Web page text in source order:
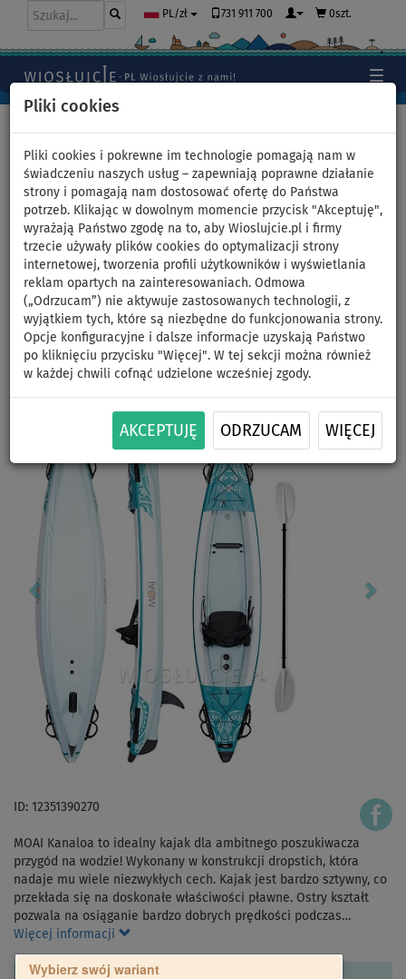
Pliki cookies
Pliki cookies i pokrewne im technologie pomagają nam w
świadczeniu naszych usług – zapewniają poprawne działanie
strony i pomagają nam dostosować ofertę do Państwa
potrzeb. Klikając w dowolnym momencie przycisk "Akceptuję",
wyrażają Państwo zgodę na to, aby Wioslujcie.pl i firmy
trzecie używały plików cookies do optymalizacji strony
internetowej, tworzenia profili użytkowników i wyświetlania
reklam opartych na zainteresowaniach. Odmowa
(„Odrzucam”) nie aktywuje zastosowanych technologii, z
wyjątkiem tych, które są niezbędne do funkcjonowania strony.
Opcje konfiguracyjne i dalsze informacje uzyskają Państwo
po kliknięciu przycisku "Więcej". W tej sekcji można również
w każdej chwili cofnąć udzielone wcześniej zgody.
AKCEPTUJĘ ODRZUCAM WIĘCEJ
PL/zł 731 911 700 0szt.
Pompowany kajak MOAI
Kanaloa K1 jednoosobowy -
wariant: zestaw podstawowy
DO
-23 %
WIOSŁO W
ZESTAWIE
DO
120 kg
DARMOWA
DOSTAWA
ID: 12351390270
MOAI Kanaloa to idealny kajak dla ambitnego poszukiwacza
przygód na wodzie! Wykonany w konstrukcji dropstich, która
nadaje mu wiele niezwykłych cech. Kajak jest bardzo sztywny, co
przekłada się na doskonałe właściwości pławne. Ostry kształt
pozwala na osiąganie bardzo dobrych prędkości podczas…
Więcej informacji
Wybierz swój wariant